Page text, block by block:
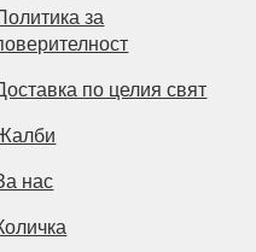
за
по целия свят
нас